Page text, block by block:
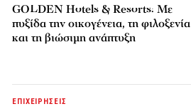
GOLDEN Hotels & Resorts: Με
πυξίδα την οικογένεια, τη φιλοξενία
και τη βιώσιμη ανάπτυξη
ΕΠΙΧΕΙΡΗΣΕΙΣ